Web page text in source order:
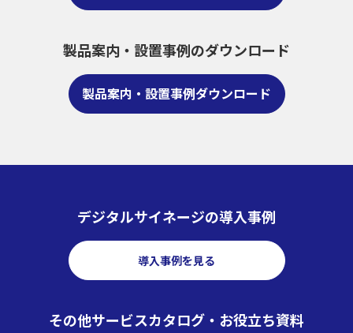
製品案内・設置事例のダウンロード
製品案内・設置事例ダウンロード
デジタルサイネージの導入事例
導入事例を見る
その他サービスカタログ・お役立ち資料